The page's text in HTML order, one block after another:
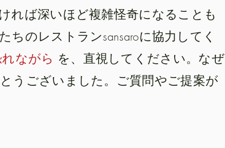
れば深いほど複雑怪奇になることも
のレストランsansaroに協力してく
ながら を、直視してください。なぜ
うございました。ご質問やご提案が